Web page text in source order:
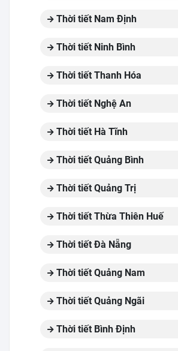
Thời tiết Nam Định
Thời tiết Ninh Bình
Thời tiết Thanh Hóa
Thời tiết Nghệ An
Thời tiết Hà Tĩnh
Thời tiết Quảng Bình
Thời tiết Quảng Trị
Thời tiết Thừa Thiên Huế
Thời tiết Đà Nẵng
Thời tiết Quảng Nam
Thời tiết Quảng Ngãi
Thời tiết Bình Định